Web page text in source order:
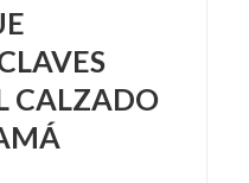
CALZADO